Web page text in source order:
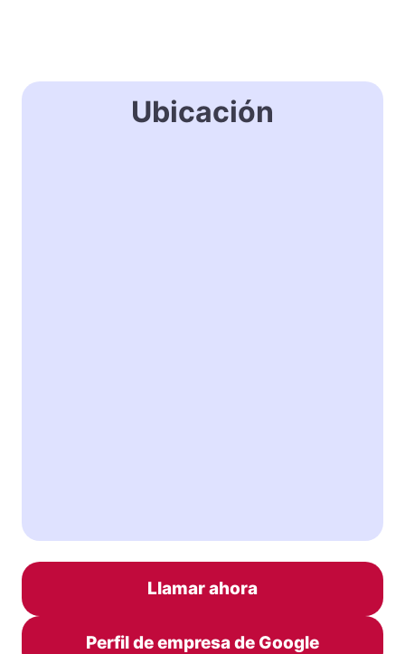
Ubicación
Llamar ahora
Perfil de empresa de Google